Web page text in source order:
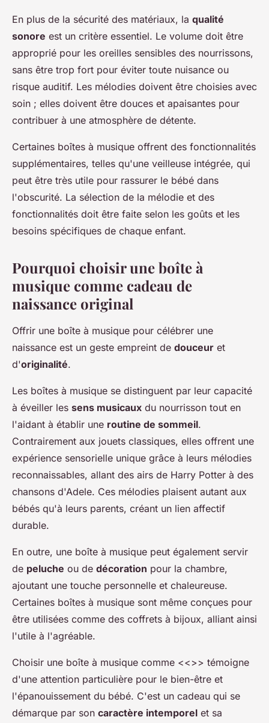
En plus de la sécurité des matériaux, la qualité
sonore est un critère essentiel. Le volume doit être
approprié pour les oreilles sensibles des nourrissons,
sans être trop fort pour éviter toute nuisance ou
risque auditif. Les mélodies doivent être choisies avec
soin ; elles doivent être douces et apaisantes pour
contribuer à une atmosphère de détente.
Certaines boîtes à musique offrent des fonctionnalités
supplémentaires, telles qu'une veilleuse intégrée, qui
peut être très utile pour rassurer le bébé dans
l'obscurité. La sélection de la mélodie et des
fonctionnalités doit être faite selon les goûts et les
besoins spécifiques de chaque enfant.
Pourquoi choisir une boîte à
musique comme cadeau de
naissance original
Offrir une boîte à musique pour célébrer une
naissance est un geste empreint de douceur et
d'originalité.
Les boîtes à musique se distinguent par leur capacité
à éveiller les sens musicaux du nourrisson tout en
l'aidant à établir une routine de sommeil.
Contrairement aux jouets classiques, elles offrent une
expérience sensorielle unique grâce à leurs mélodies
reconnaissables, allant des airs de Harry Potter à des
chansons d'Adele. Ces mélodies plaisent autant aux
bébés qu'à leurs parents, créant un lien affectif
durable.
En outre, une boîte à musique peut également servir
de peluche ou de décoration pour la chambre,
ajoutant une touche personnelle et chaleureuse.
Certaines boîtes à musique sont même conçues pour
être utilisées comme des coffrets à bijoux, alliant ainsi
l'utile à l'agréable.
Choisir une boîte à musique comme <<>> témoigne
d'une attention particulière pour le bien-être et
l'épanouissement du bébé. C'est un cadeau qui se
démarque par son caractère intemporel et sa